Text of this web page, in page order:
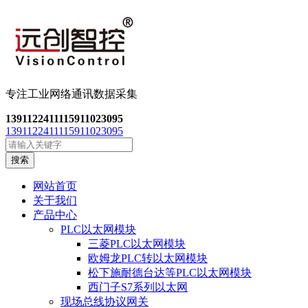
专注工业网络通讯数据采集
1391122411115911023095
1391122411115911023095
搜索
网站首页
关于我们
产品中心
PLC以太网模块
三菱PLC以太网模块
欧姆龙PLC转以太网模块
松下施耐德台达等PLC以太网模块
西门子S7系列以太网
现场总线协议网关